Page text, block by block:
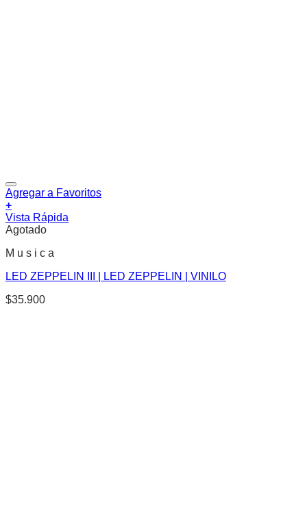
Agregar a Favoritos
+
Vista Rápida
Agotado
M u s i c a
LED ZEPPELIN III | LED ZEPPELIN | VINILO
$35.900